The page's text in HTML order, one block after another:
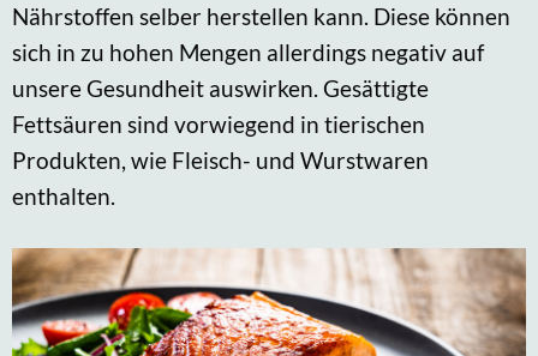
Nährstoffen selber herstellen kann. Diese können
sich in zu hohen Mengen allerdings negativ auf
unsere Gesundheit auswirken. Gesättigte
Fettsäuren sind vorwiegend in tierischen
Produkten, wie Fleisch- und Wurstwaren
enthalten.